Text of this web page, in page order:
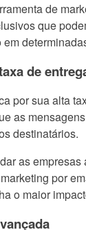
de
que
de
por sua alta
as
destinatários.
as
por
o maior